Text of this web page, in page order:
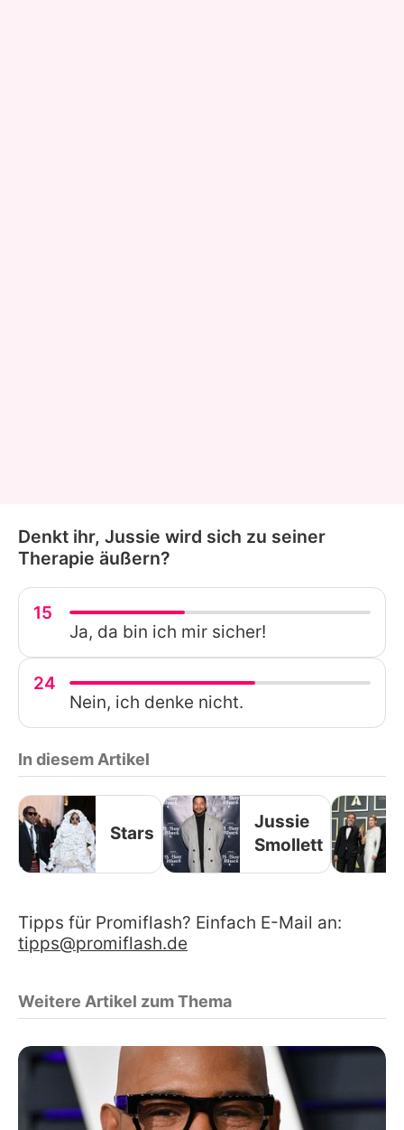
Denkt ihr, Jussie wird sich zu seiner
Therapie äußern?
15
Ja, da bin ich mir sicher!
24
Nein, ich denke nicht.
In diesem Artikel
Stars
Jussie
Smollett
Tipps für Promiflash? Einfach E-Mail an:
tipps@promiflash.de
Weitere Artikel zum Thema